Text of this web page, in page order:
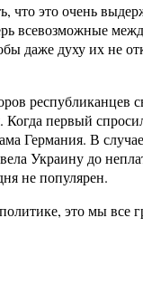
что это очень
всевозможные
даже духу их не
Когда первый
Германия. В
Украину до
не популярен.
это мы все